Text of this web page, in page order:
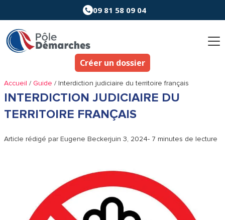
au
contenu
09 81 58 09 04
Créer un dossier
Accueil /Guide /Interdiction judiciaire du territoire français
INTERDICTION JUDICIAIRE DU
TERRITOIRE FRANÇAIS
Article rédigé parEugene Beckerjuin 3, 2024- 7 minutes de lecture